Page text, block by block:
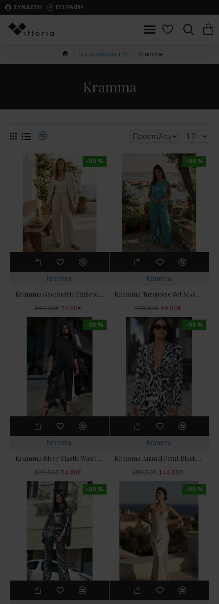
ΣΥΝΔΕΣΗ ΕΓΓΡΑΦΗ
Κατασκευαστής Kramma
Kramma
-50 %
Kramma
Kramma Geometric Embroidery Ecru/Gold Παντελόνι
149,00€ 74,50€
-50 %
Kramma
Kramma Turquoise Set Μπλούζα & Παντελόνι
198,50€ 99,00€
-50 %
Kramma
Kramma Silver Elastic Waist Παντελόνι
109,50€ 54,80€
-50 %
Kramma
Kramma Animal Print Black/White Σακάκι
289,50€ 144,80€
-50 % -50 %